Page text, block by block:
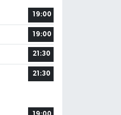
19:00
19:00
21:30
21:30